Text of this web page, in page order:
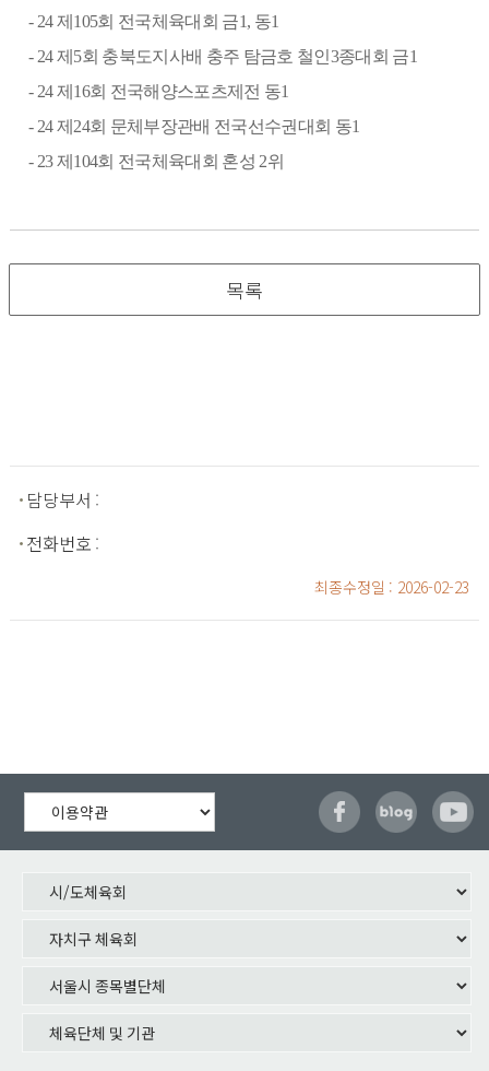
- 24제 105회 전국체육대회 금1, 동1
- 24제 5회 충북도지사배 충주 탐금호 철인3종대회 금1
- 24제 16회 전국해양스포츠제전 동1
- 24제24회 문체부장관배 전국선수권대회 동1
- 23제 104회 전국체육대회 혼성2위
목록
담당부서 :
전화번호 :
최종수정일 : 2026-02-23